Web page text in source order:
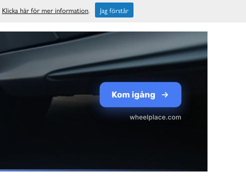
Klicka här för mer information. Jag förstår